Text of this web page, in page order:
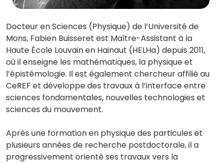
Docteur en Sciences (Physique) de l’Université de
Mons, Fabien Buisseret est Maître-Assistant à la
Haute École Louvain en Hainaut (HELHa) depuis 2011,
où il enseigne les mathématiques, la physique et
l’épistémologie. Il est également chercheur affilié au
CeREF et développe des travaux à l’interface entre
sciences fondamentales, nouvelles technologies et
sciences du mouvement.
Après une formation en physique des particules et
plusieurs années de recherche postdoctorale, il a
progressivement orienté ses travaux vers la